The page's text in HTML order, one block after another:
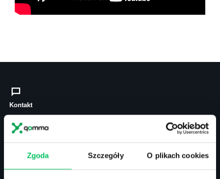
Zgoda Szczegóły O plikach cookies
Kontakt
biuro@projektgamma.pl
tel.: 505 273 550